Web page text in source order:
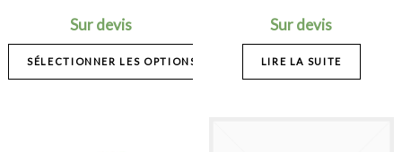
Sur devis
SÉLECTIONNER LES OPTIONS
Sur devis
LIRE LA SUITE